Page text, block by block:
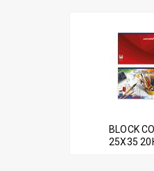
BLOCK
25X35